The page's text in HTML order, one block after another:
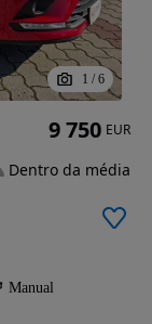
1 / 6
Manual
9 750 EUR
Dentro da média